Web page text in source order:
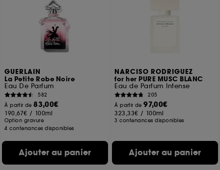
GUERLAIN
La Petite Robe Noire
Eau De Parfum
582
À partir de83,00€
190,67€ / 100ml
Option gravure
4 contenances disponibles
Ajouter au panier
NARCISO RODRIGUEZ
for her PURE MUSC BLANC
Eau de Parfum Intense
205
À partir de97,00€
323,33€ / 100ml
3 contenances disponibles
Ajouter au panier